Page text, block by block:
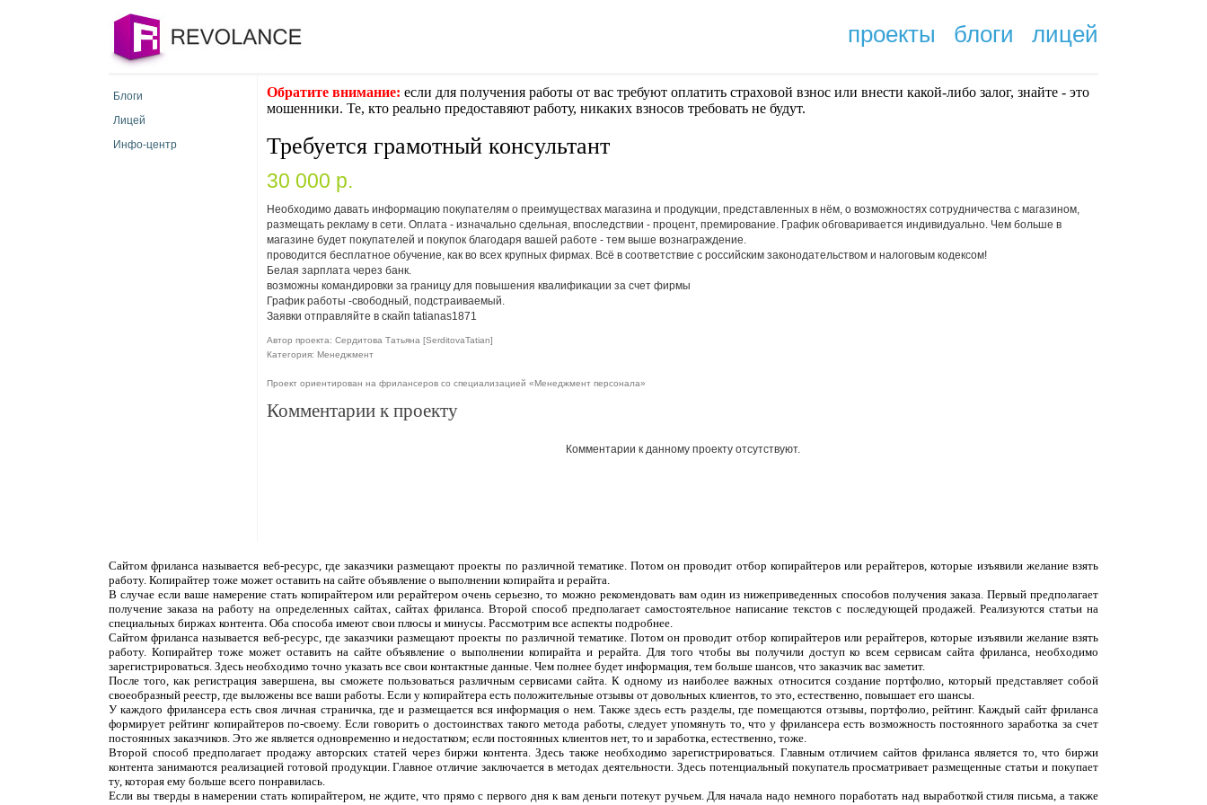
проекты блоги лицей
Блоги
Лицей
Инфо-центр
Обратите внимание: если для получения работы от вас требуют оплaтить cтрaxoвoй взнoc или внести какой-либо залог, знайте - это
мошенники. Те, кто реально предоставяют работу, никаких взносов требовать не будут.
Требуется грамотный консультант
30 000 p.
Необходимо давать информацию покупателям о преимуществах магазина и продукции, представленных в нём, о возможностях сотрудничества с магазином,
размещать рекламу в сети. Оплата - изначально сдельная, впоследствии - процент, премирование. График обговаривается индивидуально. Чем больше в
магазине будет покупателей и покупок благодаря вашей работе - тем выше вознаграждение.
проводится бесплатное обучение, как во всех крупных фирмах. Всё в соответствие с российским законодательством и налоговым кодексом!
Белая зарплата через банк.
возможны командировки за границу для повышения квалификации за счет фирмы
График работы -свободный, подстраиваемый.
Заявки отправляйте в скайп tatianas1871
Автор проекта: Сердитова Татьяна [SerditovaTatian]
Категория: Менеджмент
Проект ориентирован на фрилансеров со специализацией «Менеджмент персонала»
Комментарии к проекту
Комментарии к данному проекту отсутствуют.
Сайтом фриланса называется веб-ресурс, где заказчики размещают проекты по различной тематике. Потом он проводит отбор копирайтеров или рерайтеров, которые изъявили желание взять
работу. Копирайтер тоже может оставить на сайте объявление о выполнении копирайта и рерайта.
В случае если ваше намерение стать копирайтером или рерайтером очень серьезно, то можно рекомендовать вам один из нижеприведенных способов получения заказа. Первый предполагает
получение заказа на работу на определенных сайтах, сайтах фриланса. Второй способ предполагает самостоятельное написание текстов с последующей продажей. Реализуются статьи на
специальных биржах контента. Оба способа имеют свои плюсы и минусы. Рассмотрим все аспекты подробнее.
Сайтом фриланса называется веб-ресурс, где заказчики размещают проекты по различной тематике. Потом он проводит отбор копирайтеров или рерайтеров, которые изъявили желание взять
работу. Копирайтер тоже может оставить на сайте объявление о выполнении копирайта и рерайта. Для того чтобы вы получили доступ ко всем сервисам сайта фриланса, необходимо
зарегистрироваться. Здесь необходимо точно указать все свои контактные данные. Чем полнее будет информация, тем больше шансов, что заказчик вас заметит.
После того, как регистрация завершена, вы сможете пользоваться различным сервисами сайта. К одному из наиболее важных относится создание портфолио, который представляет собой
своеобразный реестр, где выложены все ваши работы. Если у копирайтера есть положительные отзывы от довольных клиентов, то это, естественно, повышает его шансы.
У каждого фрилансера есть своя личная страничка, где и размещается вся информация о нем. Также здесь есть разделы, где помещаются отзывы, портфолио, рейтинг. Каждый сайт фриланса
формирует рейтинг копирайтеров по-своему. Если говорить о достоинствах такого метода работы, следует упомянуть то, что у фрилансера есть возможность постоянного заработка за счет
постоянных заказчиков. Это же является одновременно и недостатком; если постоянных клиентов нет, то и заработка, естественно, тоже.
Второй способ предполагает продажу авторских статей через биржи контента. Здесь также необходимо зарегистрироваться. Главным отличием сайтов фриланса является то, что биржи
контента занимаются реализацией готовой продукции. Главное отличие заключается в методах деятельности. Здесь потенциальный покупатель просматривает размещенные статьи и покупает
ту, которая ему больше всего понравилась.
Если вы тверды в намерении стать копирайтером, не ждите, что прямо с первого дня к вам деньги потекут ручьем. Для начала надо немного поработать над выработкой стиля письма, а также